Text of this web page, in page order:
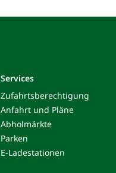
Services
Zufahrtsberechtigung
Anfahrt und Pläne
Abholmärkte
Parken
E-Ladestationen